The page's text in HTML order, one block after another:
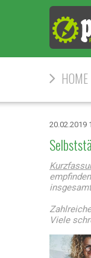
HOME
20.02.2019
Viele